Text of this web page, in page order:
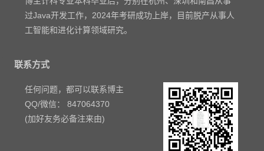
过Java开发工作，2024年考研成功上岸，目前脱产从事人
工智能和进化计算领域研究。
联系方式
任何问题，都可以联系博主
QQ/微信： 847064370
(加好友务必备注来由)